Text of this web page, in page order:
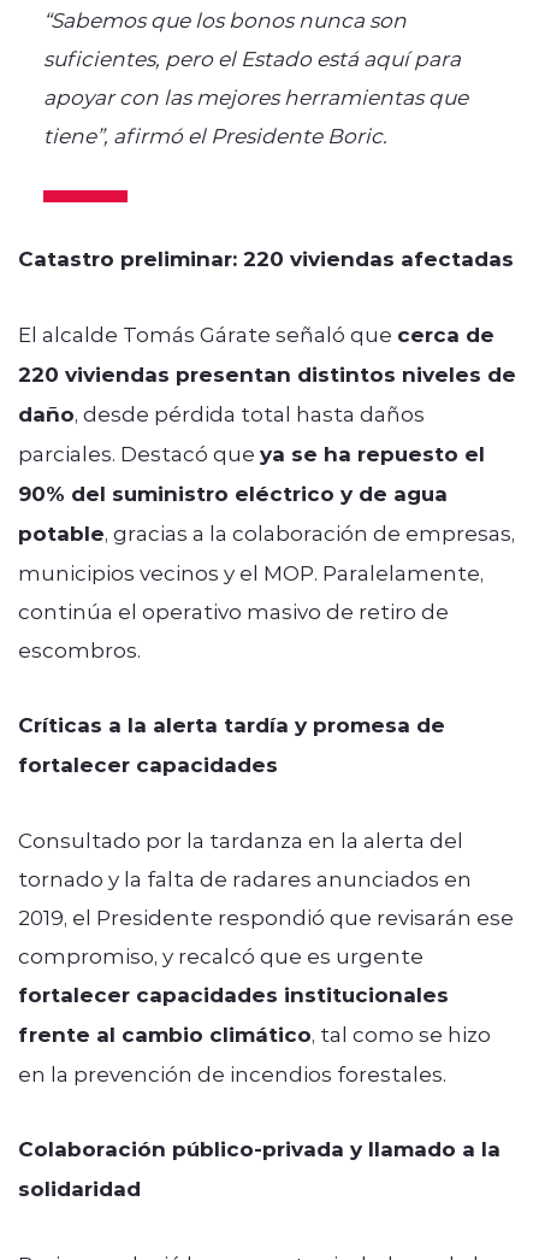
“Sabemos que los bonos nunca son
suficientes, pero el Estado está aquí para
apoyar con las mejores herramientas que
tiene”, afirmó el Presidente Boric.
Catastro preliminar: 220 viviendas afectadas
El alcalde Tomás Gárate señaló que cerca de
220 viviendas presentan distintos niveles de
daño, desde pérdida total hasta daños
parciales. Destacó que ya se ha repuesto el
90% del suministro eléctrico y de agua
potable, gracias a la colaboración de empresas,
municipios vecinos y el MOP. Paralelamente,
continúa el operativo masivo de retiro de
escombros.
Críticas a la alerta tardía y promesa de
fortalecer capacidades
Consultado por la tardanza en la alerta del
tornado y la falta de radares anunciados en
2019, el Presidente respondió que revisarán ese
compromiso, y recalcó que es urgente
fortalecer capacidades institucionales
frente al cambio climático, tal como se hizo
en la prevención de incendios forestales.
Colaboración público-privada y llamado a la
solidaridad